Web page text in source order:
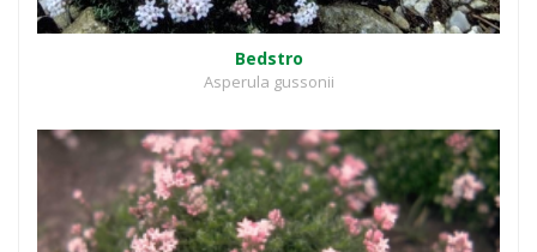
Bedstro
Asperula gussonii